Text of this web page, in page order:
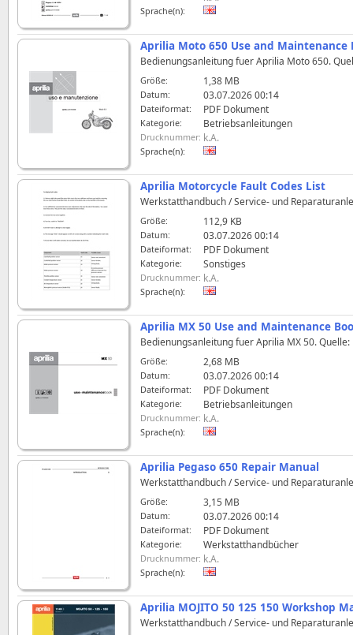
Sprache(n):
Aprilia Moto 650 Use and Maintenance
Bedienungsanleitung fuer Aprilia Moto 650.
Größe: 1,38 MB
Datum: 03.07.2026 00:14
Dateiformat: PDF Dokument
Kategorie: Betriebsanleitungen
Drucknummer: k.A.
Sprache(n):
Aprilia Motorcycle Fault Codes List
Werkstatthandbuch / Service- und
Größe: 112,9 KB
Datum: 03.07.2026 00:14
Dateiformat: PDF Dokument
Kategorie: Sonstiges
Drucknummer: k.A.
Sprache(n):
Aprilia MX 50 Use and Maintenance
Bedienungsanleitung fuer Aprilia MX 50.
Größe: 2,68 MB
Datum: 03.07.2026 00:14
Dateiformat: PDF Dokument
Kategorie: Betriebsanleitungen
Drucknummer: k.A.
Sprache(n):
Aprilia Pegaso 650 Repair Manual
Werkstatthandbuch / Service- und
Größe: 3,15 MB
Datum: 03.07.2026 00:14
Dateiformat: PDF Dokument
Kategorie: Werkstatthandbücher
Drucknummer: k.A.
Sprache(n):
Aprilia MOJITO 50 125 150 Workshop
Werkstatthandbuch / Service- und